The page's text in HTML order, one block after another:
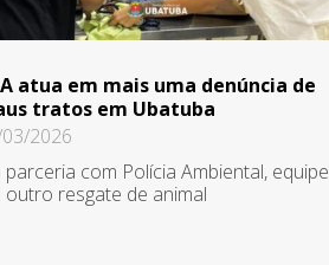
atua em mais uma denúncia de
tratos em Ubatuba
2026
parceria com Polícia Ambiental, equipe
outro resgate de animal